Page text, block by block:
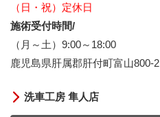
（日・祝）定休日
施術受付時間/
（月～土）9:00～18:00
鹿児島県肝属郡肝付町富山800-2
洗車工房 隼人店